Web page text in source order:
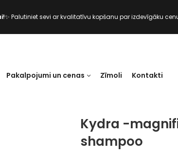
✨ Palutiniet sevi ar kvalitatīvu kopšanu par izdevīgāku
Pakalpojumi un cenas Zīmoli Kontakti
Kydra -
shampoo